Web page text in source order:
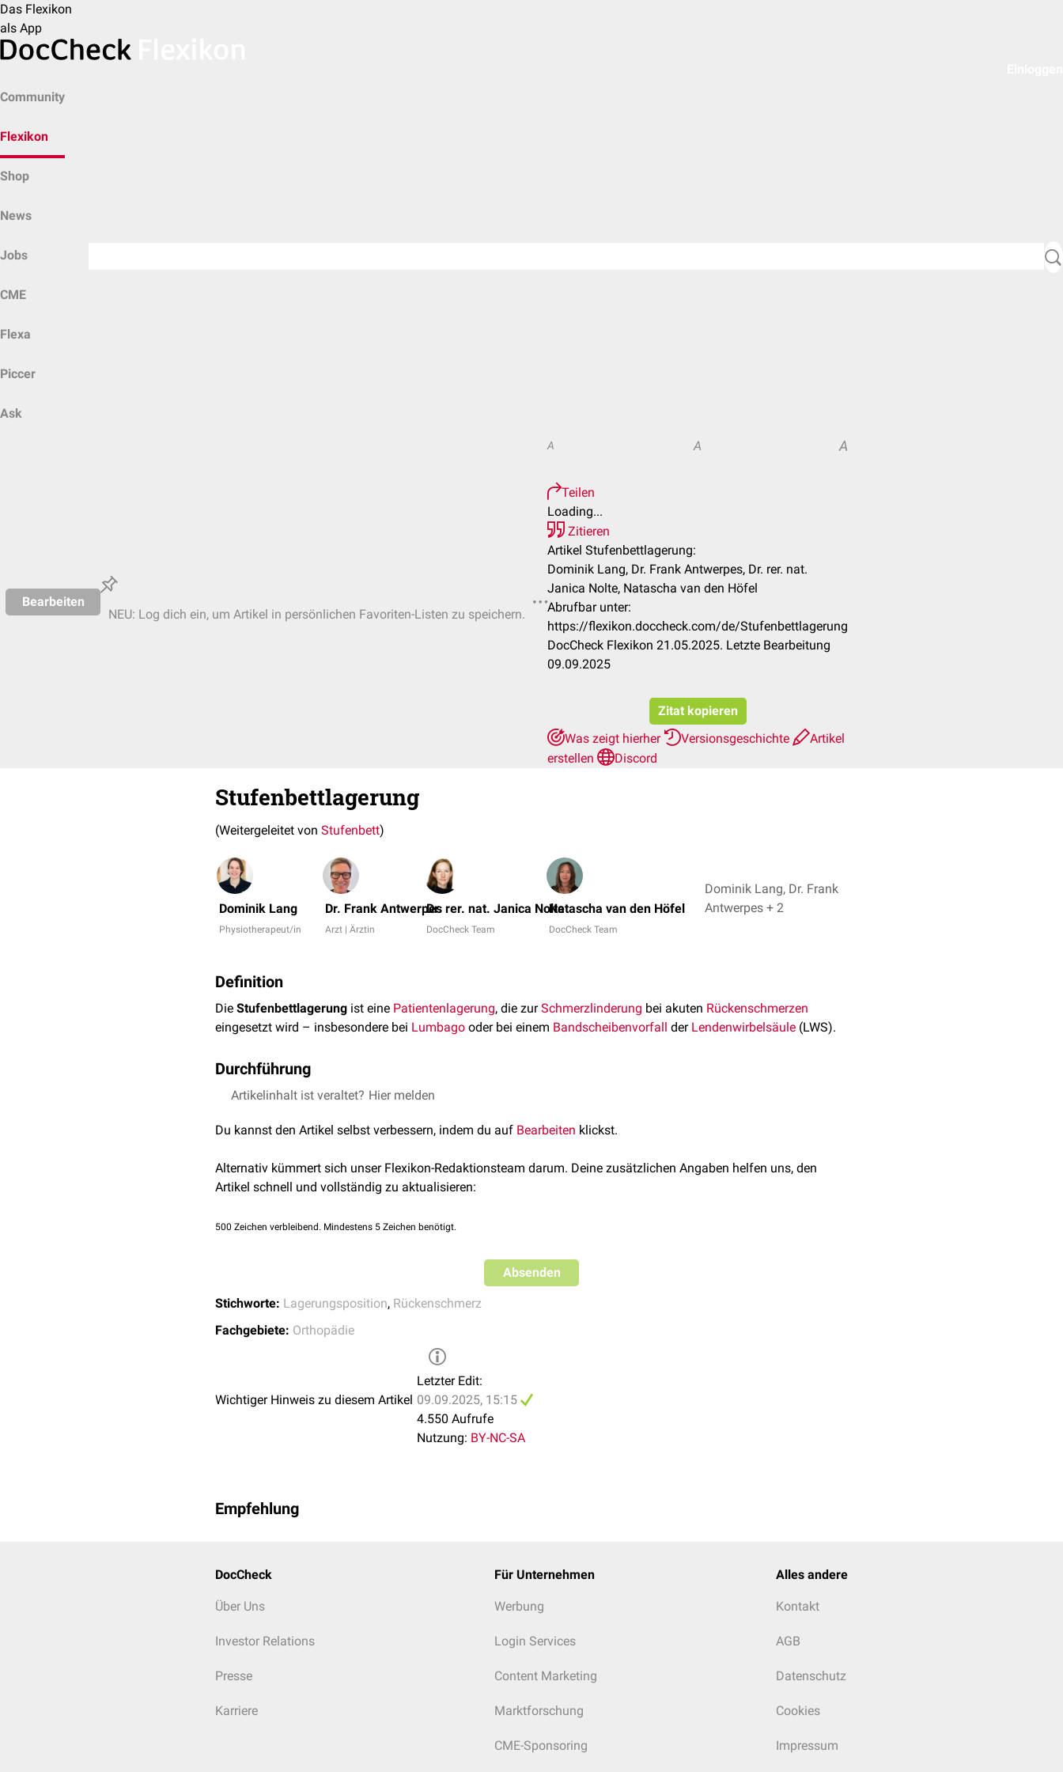
Das Flexikon
als App
Community
Flexikon
Shop
News
Jobs
CME
Flexa
Piccer
Ask
Bearbeiten
NEU: Log dich ein, um Artikel in persönlichen Favoriten-Listen zu speichern.
A A A
Teilen
Loading...
Zitieren
Artikel Stufenbettlagerung:
Dominik Lang, Dr. Frank Antwerpes, Dr. rer. nat.
Janica Nolte, Natascha van den Höfel
Abrufbar unter:
https://flexikon.doccheck.com/de/Stufenbettlagerung
DocCheck Flexikon 21.05.2025. Letzte Bearbeitung
09.09.2025
Zitat kopieren
Was zeigt hierher
Versionsgeschichte
Artikel
erstellen
Discord
Stufenbettlagerung
(Weitergeleitet von Stufenbett)
Dominik Lang
Physiotherapeut/in
Dr. Frank Antwerpes
Arzt | Ärztin
Dr. rer. nat. Janica Nolte
DocCheck Team
Natascha van den Höfel
DocCheck Team
Dominik Lang, Dr. Frank
Antwerpes + 2
Definition
Die Stufenbettlagerung ist eine Patientenlagerung, die zurSchmerzlinderung bei akuten Rückenschmerzen
eingesetzt wird – insbesondere bei Lumbago oder bei einem Bandscheibenvorfall der Lendenwirbelsäule (LWS).
Durchführung
Der Patient wird in dieRückenlagegebracht, wobei die Beine mit einem Würfel oder mehreren Kissen unterlagert
Diese Form der Lagerung dient nur zur kurzzeitigen Entlastung der LWS. Sie kann mehrmals täglich für maximal
Artikelinhalt ist veraltet? Hier melden
Du kannst den Artikel selbst verbessern, indem du auf Bearbeiten klickst.
Alternativ kümmert sich unser Flexikon-Redaktionsteam darum. Deine zusätzlichen Angaben helfen uns, den
Artikel schnell und vollständig zu aktualisieren:
500 Zeichen verbleibend. Mindestens 5 Zeichen benötigt.
Absenden
Stichworte: Lagerungsposition, Rückenschmerz
Fachgebiete: Orthopädie
Wichtiger Hinweis zu diesem Artikel
Letzter Edit:
09.09.2025, 15:15
4.550 Aufrufe
Nutzung: BY-NC-SA
Empfehlung
DocCheck
Über Uns
Investor Relations
Presse
Karriere
Für Unternehmen
Werbung
Login Services
Content Marketing
Marktforschung
CME-Sponsoring
Alles andere
Kontakt
AGB
Datenschutz
Cookies
Impressum